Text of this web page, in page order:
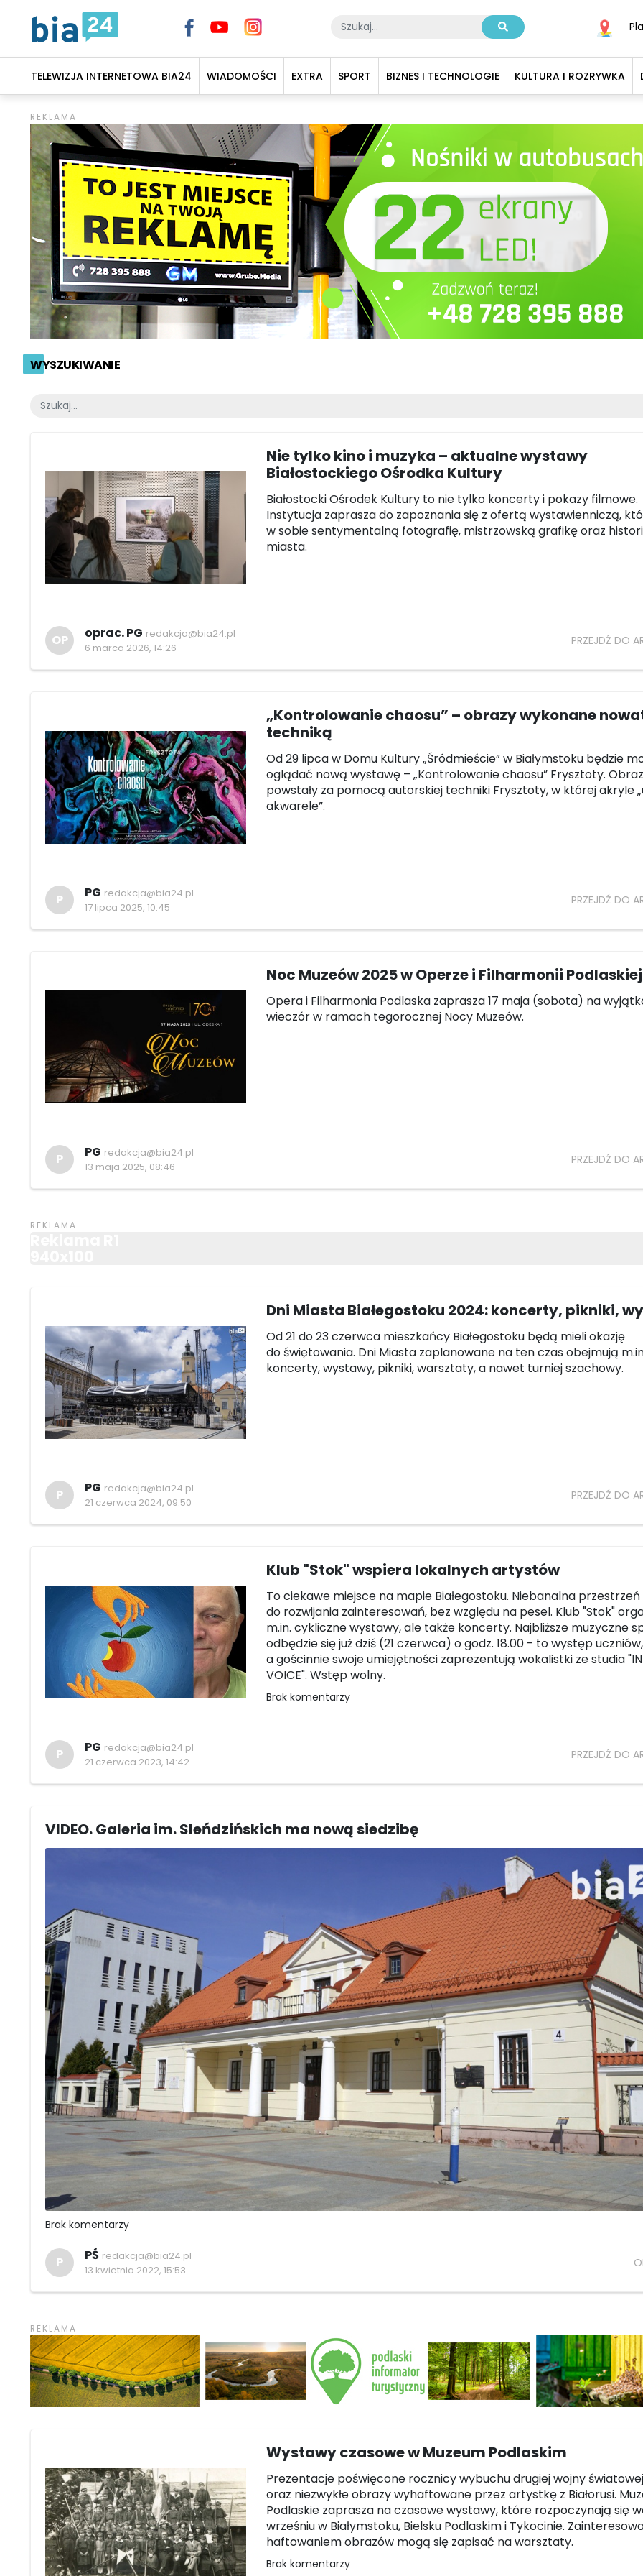
TELEWIZJA INTERNETOWA BIA24 WIADOMOŚCI EXTRA SPORT BIZNES I TECHNOLOGIE KULTURA I ROZRYWKA
WYSZUKIWANIE
Nie tylko kino i muzyka – aktualne wystawy
Białostockiego Ośrodka Kultury
Białostocki Ośrodek Kultury to nie tylko koncerty i pokazy filmowe.
Instytucja zaprasza do zapoznania się z ofertą wystawienniczą,
w sobie sentymentalną fotografię, mistrzowską grafikę oraz
miasta.
OP oprac. PG redakcja@bia24.pl
6 marca 2026, 14:26
PRZEJDŹ DO
„Kontrolowanie chaosu” – obrazy wykonane
techniką
Od 29 lipca w Domu Kultury „Śródmieście” w Białymstoku będzie
oglądać nową wystawę – „Kontrolowanie chaosu” Frysztoty.
powstały za pomocą autorskiej techniki Frysztoty, w której akryle
akwarele”.
P PG redakcja@bia24.pl
17 lipca 2025, 10:45
PRZEJDŹ DO
Noc Muzeów 2025 w Operze i Filharmonii Podlaskiej
Opera i Filharmonia Podlaska zaprasza 17 maja (sobota) na
wieczór w ramach tegorocznej Nocy Muzeów.
P PG redakcja@bia24.pl
13 maja 2025, 08:46
PRZEJDŹ DO
Dni Miasta Białegostoku 2024: koncerty, pikniki,
Od 21 do 23 czerwca mieszkańcy Białegostoku będą mieli okazję
do świętowania. Dni Miasta zaplanowane na ten czas obejmują
koncerty, wystawy, pikniki, warsztaty, a nawet turniej szachowy.
P PG redakcja@bia24.pl
21 czerwca 2024, 09:50
PRZEJDŹ DO
Klub "Stok" wspiera lokalnych artystów
To ciekawe miejsce na mapie Białegostoku. Niebanalna przestrzeń
do rozwijania zainteresowań, bez względu na pesel. Klub "Stok"
m.in. cykliczne wystawy, ale także koncerty. Najbliższe muzyczne
odbędzie się już dziś (21 czerwca) o godz. 18.00 - to występ uczniów,
a gościnnie swoje umiejętności zaprezentują wokalistki ze studia
VOICE". Wstęp wolny.
Brak komentarzy
P PG redakcja@bia24.pl
21 czerwca 2023, 14:42
PRZEJDŹ DO
VIDEO. Galeria im. Sleńdzińskich ma nową siedzibę
Brak komentarzy
P PŚ redakcja@bia24.pl
13 kwietnia 2022, 15:53
Wystawy czasowe w Muzeum Podlaskim
Prezentacje poświęcone rocznicy wybuchu drugiej wojny światowej
oraz niezwykłe obrazy wyhaftowane przez artystkę z Białorusi.
Podlaskie zaprasza na czasowe wystawy, które rozpoczynają się
wrześniu w Białymstoku, Bielsku Podlaskim i Tykocinie.
haftowaniem obrazów mogą się zapisać na warsztaty.
Brak komentarzy